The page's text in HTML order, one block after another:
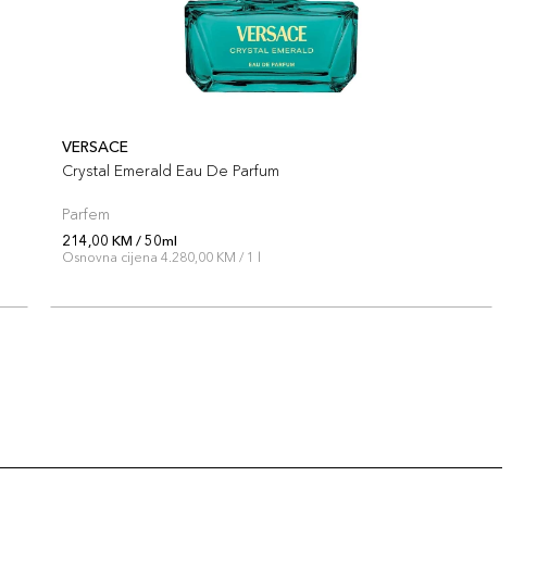
VERSACE
Crystal Emerald Eau De Parfum
Parfem
214,00 KM / 50ml
Osnovna cijena 4.280,00 KM / 1 l